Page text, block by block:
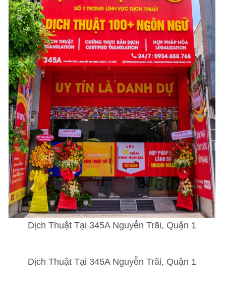
Dịch Thuật Tại 345A Nguyễn Trãi, Quận 1
Dịch Thuật Tại 345A Nguyễn Trãi, Quận 1